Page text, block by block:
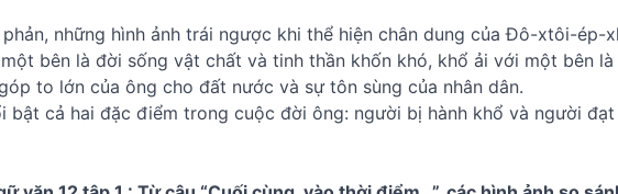
những hình ảnh trái ngược khi thể hiện chân dung của Đô-xtôi-ép-
bên là đời sống vật chất và tinh thần khốn khó, khổ ải với một bên là
to lớn của ông cho đất nước và sự tôn sùng của nhân dân.
bật cả hai đặc điểm trong cuộc đời ông: người bị hành khổ và người đạt